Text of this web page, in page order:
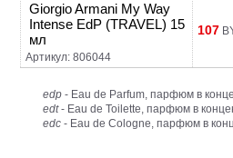
Giorgio Armani My Way
Intense EdP (TRAVEL) 15
мл
Артикул: 806044
107
edp - Eau de Parfum, парфюм в
edt- Eau de Toilette, парфюм в
edc - Eau de Cologne, парфюм в